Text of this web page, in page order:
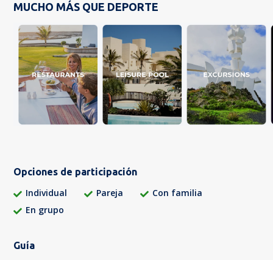
MUCHO MÁS QUE DEPORTE
Opciones de participación
Individual Pareja
Con familia
En grupo
Guía